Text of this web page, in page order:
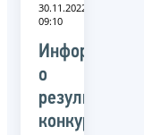
30.11.2022
09:10
Информация
о
результатах
конкурса